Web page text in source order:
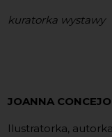
kuratorka wystawy
JOANNA CONCEJO
Ilustratorka,